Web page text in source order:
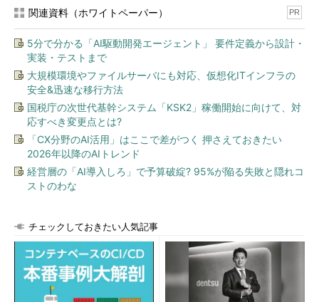
関連資料（ホワイトペーパー） PR
5分で分かる「AI駆動開発エージェント」 要件定義から設計・
実装・テストまで
大規模環境やファイルサーバにも対応、仮想化ITインフラの
安全&迅速な移行方法
国税庁の次世代基幹システム「KSK2」稼働開始に向けて、対
応すべき変更点とは?
「CX分野のAI活用」はここで差がつく 押さえておきたい
2026年以降のAIトレンド
経営層の「AI導入しろ」で予算破綻? 95%が陥る失敗と隠れコ
ストのわな
チェックしておきたい人気記事